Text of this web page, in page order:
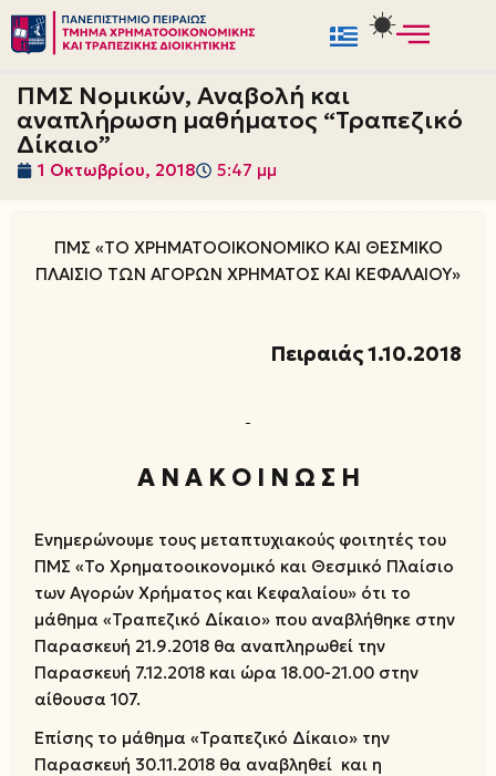
Μεταπηδήστε
στο
περιεχόμενο
ΠΜΣ Νομικών, Αναβολή και
αναπλήρωση μαθήματος “Τραπεζικό
Δίκαιο”
1 Οκτωβρίου, 2018 5:47 μμ
ΠΜΣ «ΤΟ ΧΡΗΜΑΤΟΟΙΚΟΝΟΜΙΚΟ ΚΑΙ ΘΕΣΜΙΚΟ
ΠΛΑΙΣΙΟ ΤΩΝ ΑΓΟΡΩΝ ΧΡΗΜΑΤΟΣ ΚΑΙ ΚΕΦΑΛΑΙΟΥ»
Πειραιάς 1.10.2018
Α Ν Α Κ Ο Ι Ν Ω Σ Η
Ενημερώνουμε τους μεταπτυχιακούς φοιτητές του
ΠΜΣ «Το Χρηματοοικονομικό και Θεσμικό Πλαίσιο
των Αγορών Χρήματος και Κεφαλαίου» ότι το
μάθημα «Τραπεζικό Δίκαιο» που αναβλήθηκε στην
Παρασκευή 21.9.2018 θα αναπληρωθεί την
Παρασκευή 7.12.2018 και ώρα 18.00-21.00 στην
αίθουσα 107.
Επίσης το μάθημα «Τραπεζικό Δίκαιο» την
Παρασκευή 30.11.2018 θα αναβληθεί και η